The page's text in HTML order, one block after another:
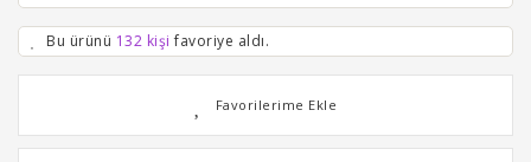
Bu ürünü 132 kişi favoriye aldı.